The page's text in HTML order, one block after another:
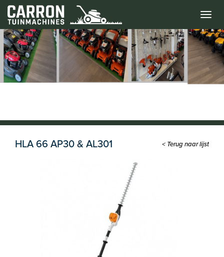
Menu
HLA 66 AP30 & AL301 < Terug naar lijst